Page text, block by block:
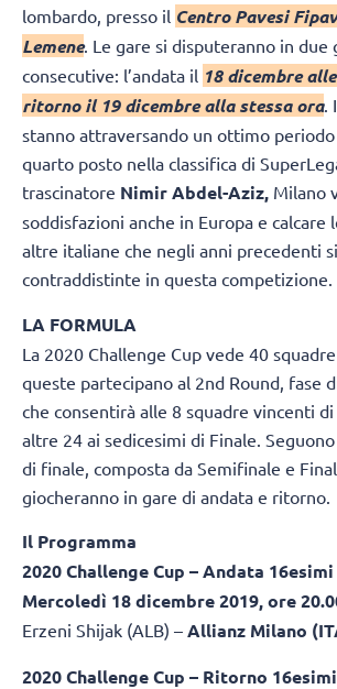
lombardo, presso il Centro Pavesi
Lemene. Le gare si disputeranno in due
consecutive: l’andata il 18 dicembre
ritorno il 19 dicembre alla stessa ora.
stanno attraversando un ottimo
quarto posto nella classifica di
trascinatore Nimir Abdel-Aziz, Milano
soddisfazioni anche in Europa e calcare
altre italiane che negli anni precedenti
contraddistinte in questa competizione.
LA FORMULA
La 2020 Challenge Cup vede 40
queste partecipano al 2nd Round, fase
che consentirà alle 8 squadre vincenti
altre 24 ai sedicesimi di Finale.
di finale, composta da Semifinale e
giocheranno in gare di andata e ritorno.
Il Programma
2020 Challenge Cup – Andata
Mercoledì 18 dicembre 2019, ore
Erzeni Shijak (ALB) – Allianz Milano
2020 Challenge Cup – Ritorno